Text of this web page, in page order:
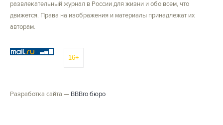
развлекательный журнал в России для жизни и обо всем, что
движется. Права на изображения и материалы принадлежат их
авторам.
16+
Разработка сайта — BBBro бюро